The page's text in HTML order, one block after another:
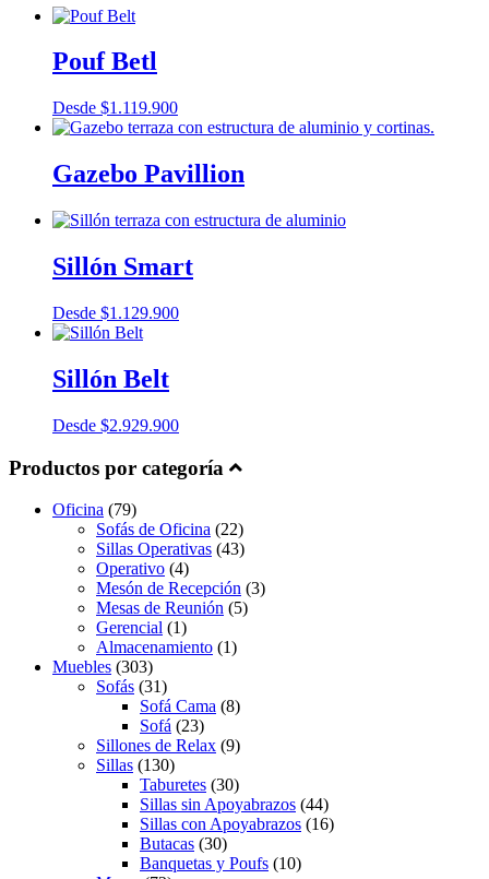
Pouf Betl
Desde $1.119.900
Gazebo Pavillion
Sillón Smart
Desde $1.129.900
Sillón Belt
Desde $2.929.900
Productos por categoría
Oficina (79)
Sofás de Oficina (22)
Sillas Operativas (43)
Operativo (4)
Mesón de Recepción (3)
Mesas de Reunión (5)
Gerencial (1)
Almacenamiento (1)
Muebles (303)
Sofás (31)
Sofá Cama (8)
Sofá (23)
Sillones de Relax (9)
Sillas (130)
Taburetes (30)
Sillas sin Apoyabrazos (44)
Sillas con Apoyabrazos (16)
Butacas (30)
Banquetas y Poufs (10)